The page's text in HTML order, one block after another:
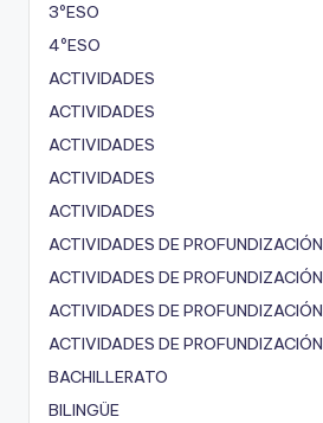
3ºESO
4ºESO
ACTIVIDADES
ACTIVIDADES
ACTIVIDADES
ACTIVIDADES
ACTIVIDADES
ACTIVIDADES DE PROFUNDIZACIÓN
ACTIVIDADES DE PROFUNDIZACIÓN
ACTIVIDADES DE PROFUNDIZACIÓN
ACTIVIDADES DE PROFUNDIZACIÓN
BACHILLERATO
BILINGÜE